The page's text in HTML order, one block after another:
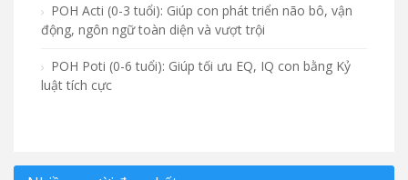
POH Acti (0-3 tuổi): Giúp con phát triển não bô, vận
động, ngôn ngữ toàn diện và vượt trội
POH Poti (0-6 tuổi): Giúp tối ưu EQ, IQ con bằng Kỷ
luật tích cực